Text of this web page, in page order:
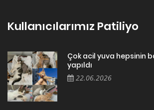
Kullanıcılarımız Patiliyo
Çok acil yuva hepsinin
yapıldı
22.06.2026